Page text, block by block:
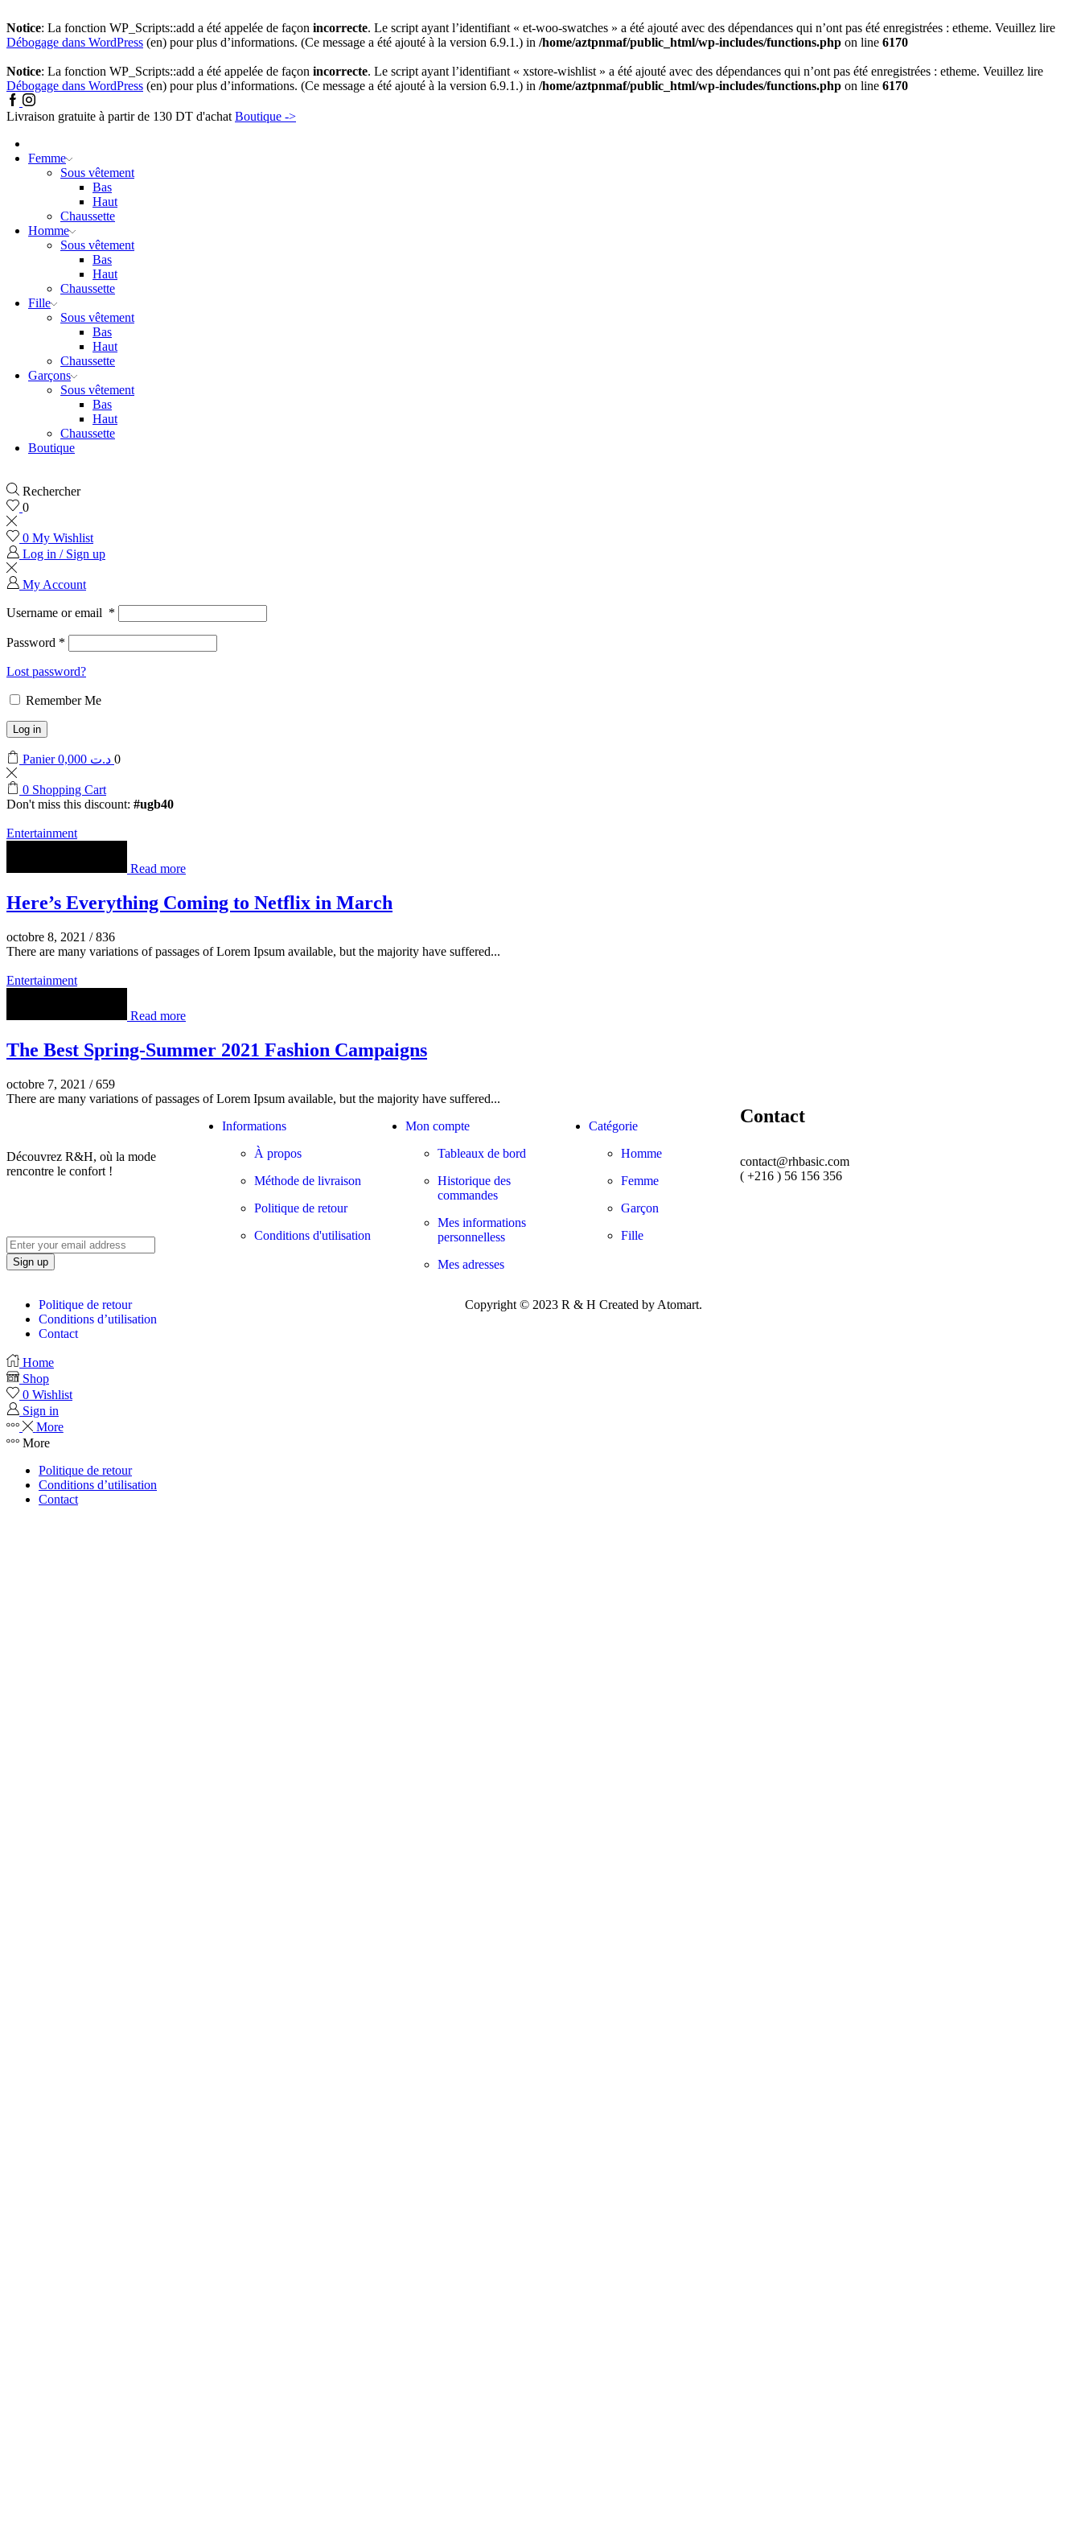
Notice: La fonction WP_Scripts::add a été appelée de façon incorrecte. Le script ayant l’identifiant « et-woo-swatches » a été ajouté avec des dépendances qui n’ont pas été enregistrées : etheme. Veuillez lire
Débogage dans WordPress (en) pour plus d’informations. (Ce message a été ajouté à la version 6.9.1.) in /home/aztpnmaf/public_html/wp-includes/functions.php on line 6170
Notice: La fonction WP_Scripts::add a été appelée de façon incorrecte. Le script ayant l’identifiant « xstore-wishlist » a été ajouté avec des dépendances qui n’ont pas été enregistrées : etheme. Veuillez lire
Débogage dans WordPress (en) pour plus d’informations. (Ce message a été ajouté à la version 6.9.1.) in /home/aztpnmaf/public_html/wp-includes/functions.php on line 6170
Livraison gratuite à partir de 130 DT d'achat Boutique ->
Femme
Sous vêtement
Bas
Haut
Chaussette
Homme
Sous vêtement
Bas
Haut
Chaussette
Fille
Sous vêtement
Bas
Haut
Chaussette
Garçons
Sous vêtement
Bas
Haut
Chaussette
Boutique
Rechercher
0
0 My Wishlist
Log in / Sign up
My Account
Username or email *
Password *
Lost password?
Remember Me
Log in
Panier د.ت 0
0 Shopping Cart
Don't miss this discount: #ugb40
Entertainment
Read more
Here’s Everything Coming to Netflix in March
octobre 8, 2021 / 836
There are many variations of passages of Lorem Ipsum available, but the majority have suffered...
Entertainment
Read more
The Best Spring-Summer 2021 Fashion Campaigns
octobre 7, 2021 / 659
There are many variations of passages of Lorem Ipsum available, but the majority have suffered...
Découvrez R&H, où la mode
rencontre le confort !
Informations
À propos
Méthode de livraison
Politique de retour
Conditions d'utilisation
Mon compte
Tableaux de bord
Historique des
commandes
Mes informations
personnelless
Mes adresses
Catégorie
Homme
Femme
Garçon
Fille
Contact
contact@rhbasic.com
( +216 ) 56 156 356
Politique de retour
Conditions d’utilisation
Contact
Copyright © 2023 R & H Created by Atomart.
Home
Shop
0 Wishlist
Sign in
More
More
Politique de retour
Conditions d’utilisation
Contact